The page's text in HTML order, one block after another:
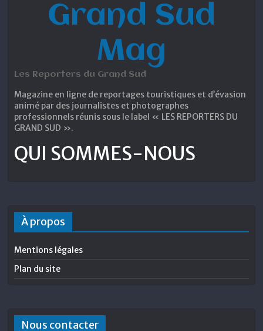
Grand Sud
Mag
Les Reporters du Grand Sud
Magazine en ligne de reportages touristiques et d’évasion
animé par des journalistes et photographes
professionnels réunis sous le label « LES REPORTERS DU
GRAND SUD ».
QUI SOMMES-NOUS
À propos
Mentions légales
Plan du site
Nous contacter